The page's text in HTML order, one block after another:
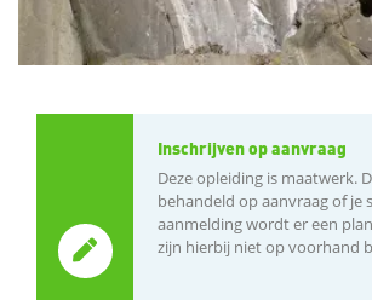
Inschrijven op aanvraag
Deze opleiding is maatwerk.
behandeld op aanvraag of je
aanmelding wordt er een
zijn hierbij niet op voorhand